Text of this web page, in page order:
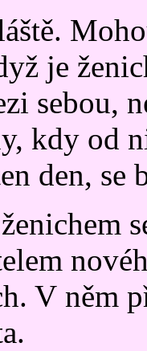
je
sebou,
kdy od
den, se
V něm